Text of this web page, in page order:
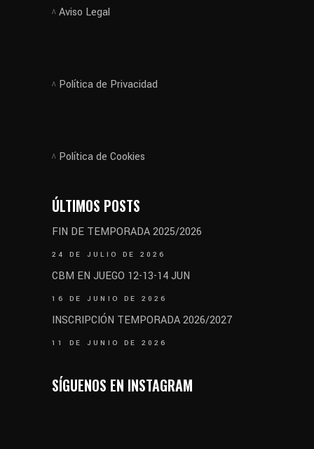
Aviso Legal
Política de Privacidad
Política de Cookies
ÚLTIMOS POSTS
FIN DE TEMPORADA 2025/2026
24 DE JULIO DE 2026
CBM EN JUEGO 12-13-14 JUN
16 DE JUNIO DE 2026
INSCRIPCIÓN TEMPORADA 2026/2027
11 DE JUNIO DE 2026
SÍGUENOS EN INSTAGRAM